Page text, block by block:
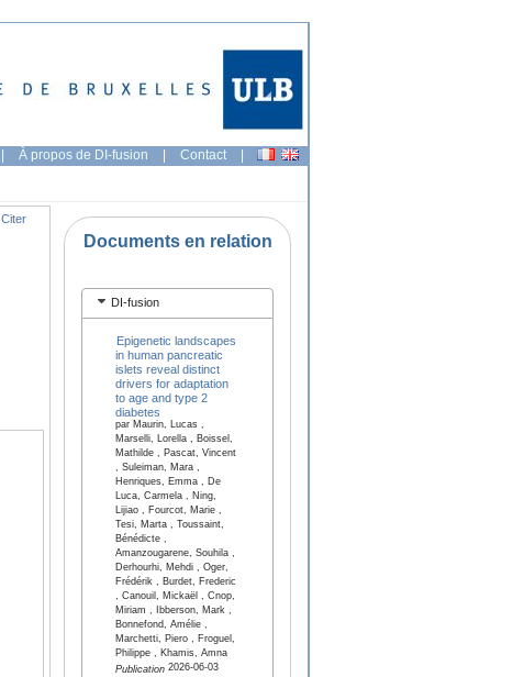
| À propos de DI-fusion | Contact |
Citer
Documents en relation
DI-fusion
Epigenetic landscapes
in human pancreatic
islets reveal distinct
drivers for adaptation
to age and type 2
diabetes
par Maurin, Lucas ,
Marselli, Lorella , Boissel,
Mathilde , Pascat, Vincent
, Suleiman, Mara ,
Henriques, Emma , De
Luca, Carmela , Ning,
Lijiao , Fourcot, Marie ,
Tesi, Marta , Toussaint,
Bénédicte ,
Amanzougarene, Souhila ,
Derhourhi, Mehdi , Oger,
Frédérik , Burdet, Frederic
, Canouil, Mickaël , Cnop,
Miriam , Ibberson, Mark ,
Bonnefond, Amélie ,
Marchetti, Piero , Froguel,
Philippe , Khamis, Amna
Publication2026-06-03